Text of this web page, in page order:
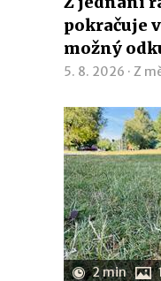
pokračuje
možný
5. 8. 2026 · Z
2 min